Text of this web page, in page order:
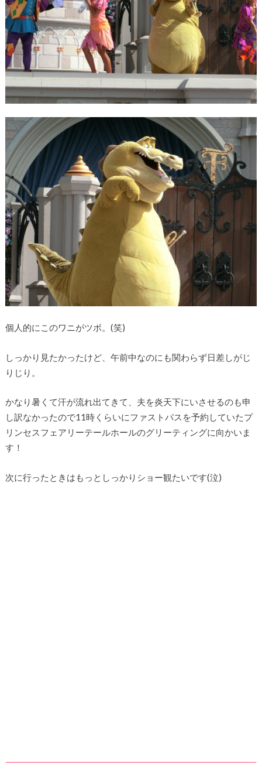
個人的にこのワニがツボ。(笑)
しっかり見たかったけど、午前中なのにも関わらず日差しがじ
りじり。
かなり暑くて汗が流れ出てきて、夫を炎天下にいさせるのも申
し訳なかったので11時くらいにファストパスを予約していたプ
リンセスフェアリーテールホールのグリーティングに向かいま
す！
次に行ったときはもっとしっかりショー観たいです(泣)